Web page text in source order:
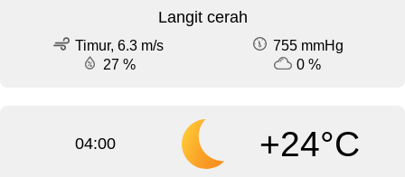
Langit cerah
Timur, 6.3 m/s
755 mmHg
27 %
0 %
04:00 +24°C